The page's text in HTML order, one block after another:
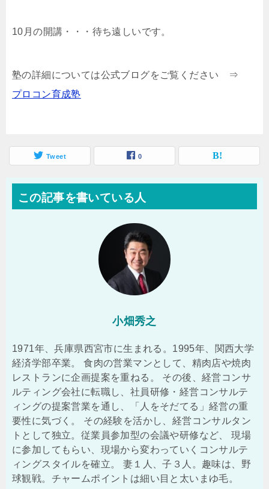
10月の開講・・・待ち遠しいです。
塾の詳細については公式ブログをご覧ください ⇒
プロコン育成塾
Tweet 0
この記事を書いている人
小畑秀之
1971年、兵庫県西宮市に生まれる。1995年、関西大学
経済学部卒業。 食肉の営業マンとして、精肉店や焼肉
レストランに企画提案を重ねる。 その後、経営コンサ
ルティング会社に転職し、社員研修・経営コンサルテ
ィングの提案営業を通し、「人をそだてる」経営の重
要性に気づく。 その経験を活かし、経営コンサルタン
トとして独立。従業員参加型の会議や研修など、 現場
に参加してもらい、現場から変わっていくコンサルテ
ィングスタイルを確立。 妻１人、子３人。趣味は、野
球観戦。チャームポイントは細い目と太いまゆ毛。